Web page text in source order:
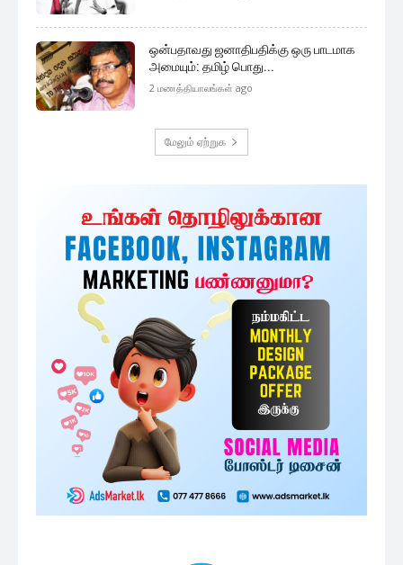
ஒன்பதாவது ஜனாதிபதிக்கு ஒரு பாடமாக
அமையும்: தமிழ் பொது...
2 மணத்தியாலங்கள் ago
மேலும் ஏற்றுக